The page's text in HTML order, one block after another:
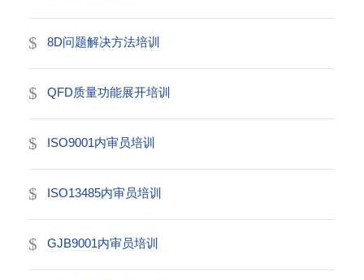
8D问题解决方法培训
QFD质量功能展开培训
ISO9001内审员培训
ISO13485内审员培训
GJB9001内审员培训